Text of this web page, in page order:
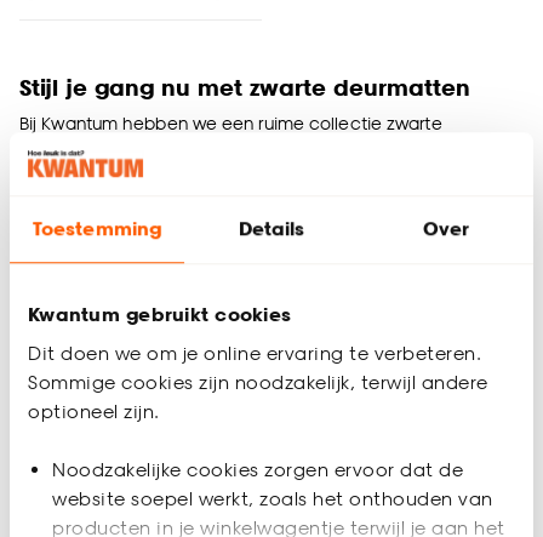
Toestemming Details Over
Kwantum gebruikt cookies
Dit doen we om je online ervaring te verbeteren.
Sommige cookies zijn noodzakelijk, terwijl andere
optioneel zijn.
Noodzakelijke cookies zorgen ervoor dat de
website soepel werkt, zoals het onthouden van
producten in je winkelwagentje terwijl je aan het
Stijl je gang nu met zwarte deurmatten
Bij Kwantum hebben we een ruime collectie zwarte
deurmatten in verschillende maten en ontwerpen, waardoor
er altijd wel een bij jouw hal of gang past. Een zwarte
praktisch om je vieze schoenen aan af te vegen. Bij
Zwarte deurmatten: hippe deurmatten voor
een schoon huis
Als je net een nieuw huis hebt gekocht, denk je waarschijnlijk
niet meteen aan een deurmat. Heel begrijpelijk, maar een
deurmat bescherm je namelijk je vloer of vloerbedekking
tegen slijtage. Denk eens aan alle kleine steentjes en vuil die
je van buiten mee naar binnen neemt. En dan hebben we